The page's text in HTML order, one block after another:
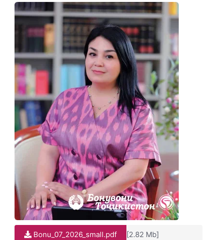
Bonu_07_2026_small.pdf [2.82 Mb]